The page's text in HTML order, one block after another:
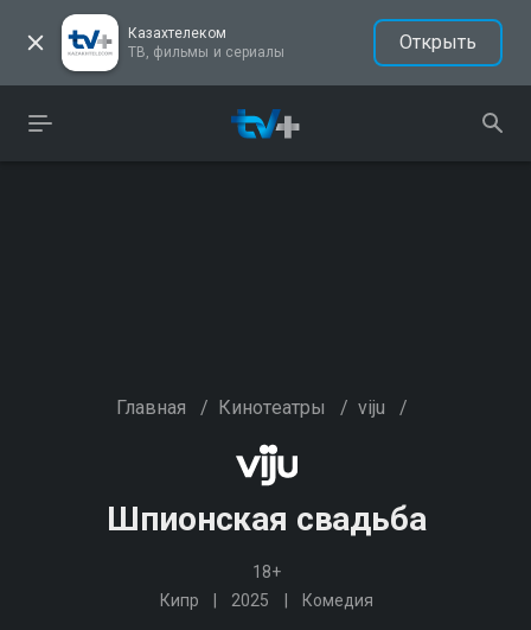
Казахтелеком
ТВ, фильмы и сериалы
Открыть
Главная / Кинотеатры / viju /
Шпионская свадьба
18+
Кипр
2025 Комедия